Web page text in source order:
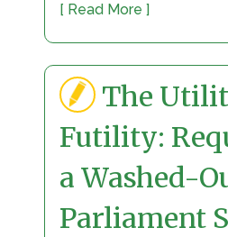
[ Read More ]
The
Futility:
a Washed-
Parliament